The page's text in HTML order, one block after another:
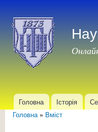
Головне меню
Головна Історія
Головна» Вміст